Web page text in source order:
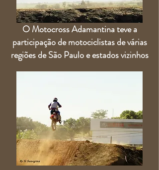
O Motocross Adamantina teve a
participação de motociclistas de várias
regiões de São Paulo e estados vizinhos